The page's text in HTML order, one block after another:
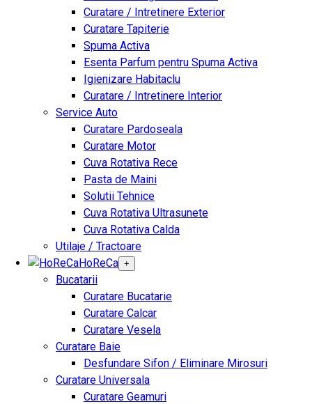
Curatare / Intretinere Exterior
Curatare Tapiterie
Spuma Activa
Esenta Parfum pentru Spuma Activa
Igienizare Habitaclu
Curatare / Intretinere Interior
Service Auto
Curatare Pardoseala
Curatare Motor
Cuva Rotativa Rece
Pasta de Maini
Solutii Tehnice
Cuva Rotativa Ultrasunete
Cuva Rotativa Calda
Utilaje / Tractoare
HoReCa +
Bucatarii
Curatare Bucatarie
Curatare Calcar
Curatare Vesela
Curatare Baie
Desfundare Sifon / Eliminare Mirosuri
Curatare Universala
Curatare Geamuri